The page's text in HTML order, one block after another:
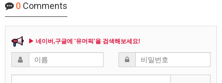
0 Comments
▶ 네이버,구글에 '유머픽'을 검색해보세요!